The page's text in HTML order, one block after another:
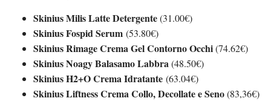
Skinius Milis Latte Detergente(31.00€)
Skinius Fospid Serum (53.80€)
Skinius Rimage Crema Gel Contorno Occhi(74.62€)
Skinius Noagy Balasamo Labbra(48.50€)
Skinius H2+O Crema Idratante (63.04€)
Skinius Liftness Crema Collo, Decollate e Seno(83,36€)